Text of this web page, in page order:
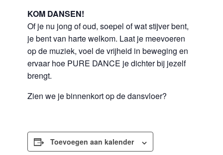
KOM DANSEN!
Of je nu jong of oud, soepel of wat stijver bent,
je bent van harte welkom. Laat je meevoeren
op de muziek, voel de vrijheid in beweging en
ervaar hoe PURE DANCE je dichter bij jezelf
brengt.
Zien we je binnenkort op de dansvloer?
Toevoegen aan kalender